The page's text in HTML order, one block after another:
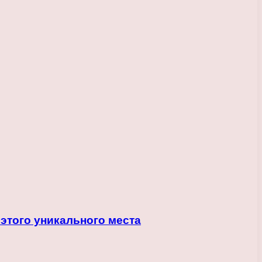
уникального места